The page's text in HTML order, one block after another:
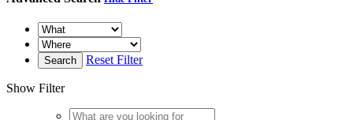
Search Reset Filter
Show Filter